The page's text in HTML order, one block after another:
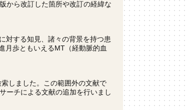
から改訂した箇所や改訂の経緯な
対する知見、諸々の背景を持つ患
月歩ともいえるMT（経動脈的血
しました。この範囲外の文献で
ーチによる文献の追加を行いまし